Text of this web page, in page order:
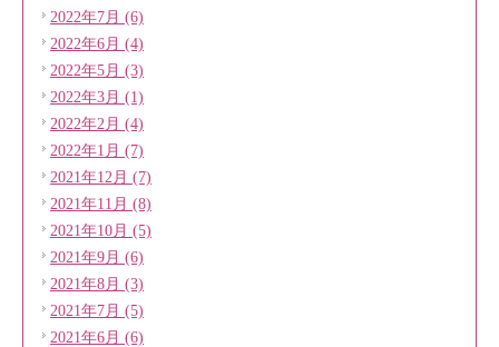
2022年7月 (6)
2022年6月 (4)
2022年5月 (3)
2022年3月 (1)
2022年2月 (4)
2022年1月 (7)
2021年12月 (7)
2021年11月 (8)
2021年10月 (5)
2021年9月 (6)
2021年8月 (3)
2021年7月 (5)
2021年6月 (6)